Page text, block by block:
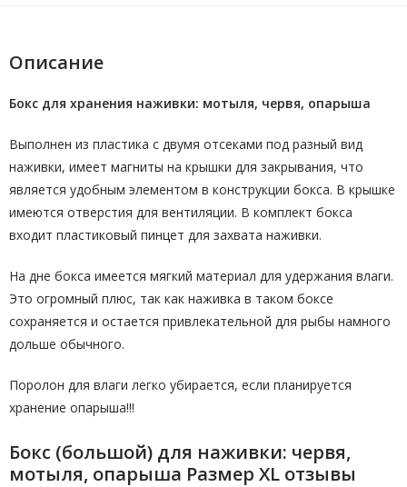
Описание
Бокс для хранения наживки: мотыля, червя, опарыша
Выполнен из пластика с двумя отсеками под разный вид
наживки, имеет магниты на крышки для закрывания, что
является удобным элементом в конструкции бокса. В крышке
имеются отверстия для вентиляции. В комплект бокса
входит пластиковый пинцет для захвата наживки.
На дне бокса имеется мягкий материал для удержания влаги.
Это огромный плюс, так как наживка в таком боксе
сохраняется и остается привлекательной для рыбы намного
дольше обычного.
Поролон для влаги легко убирается, если планируется
хранение опарыша!!!
Бокс (большой) для наживки: червя,
мотыля, опарыша Размер XL отзывы